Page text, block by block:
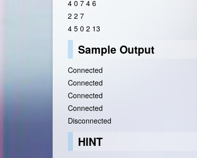
4 0 7 4 6
2 2 7
4 5 0 2 13
Sample Output
Connected
Connected
Connected
Connected
Disconnected
HINT